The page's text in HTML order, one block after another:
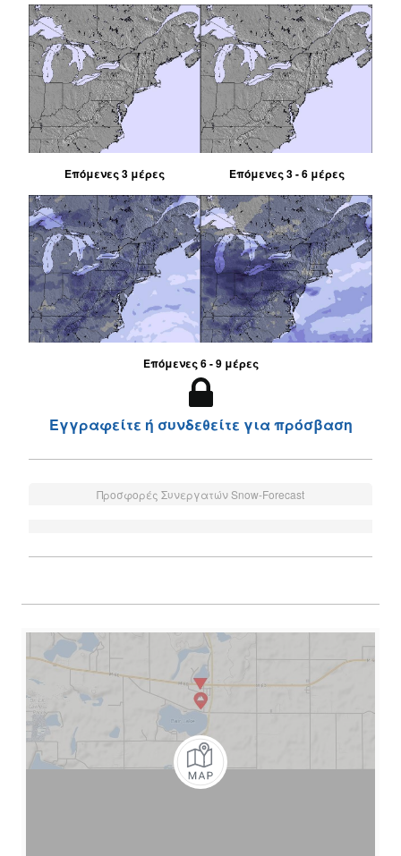
Επόμενες 3 μέρες Επόμενες 3 - 6 μέρες
Επόμενες 6 - 9 μέρες
Εγγραφείτε ή συνδεθείτε για πρόσβαση
Προσφορές Συνεργατών Snow-Forecast